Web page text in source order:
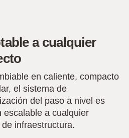
a cualquier
en caliente, compacto
el sistema de
del paso a nivel es
escalable a cualquier
infraestructura.